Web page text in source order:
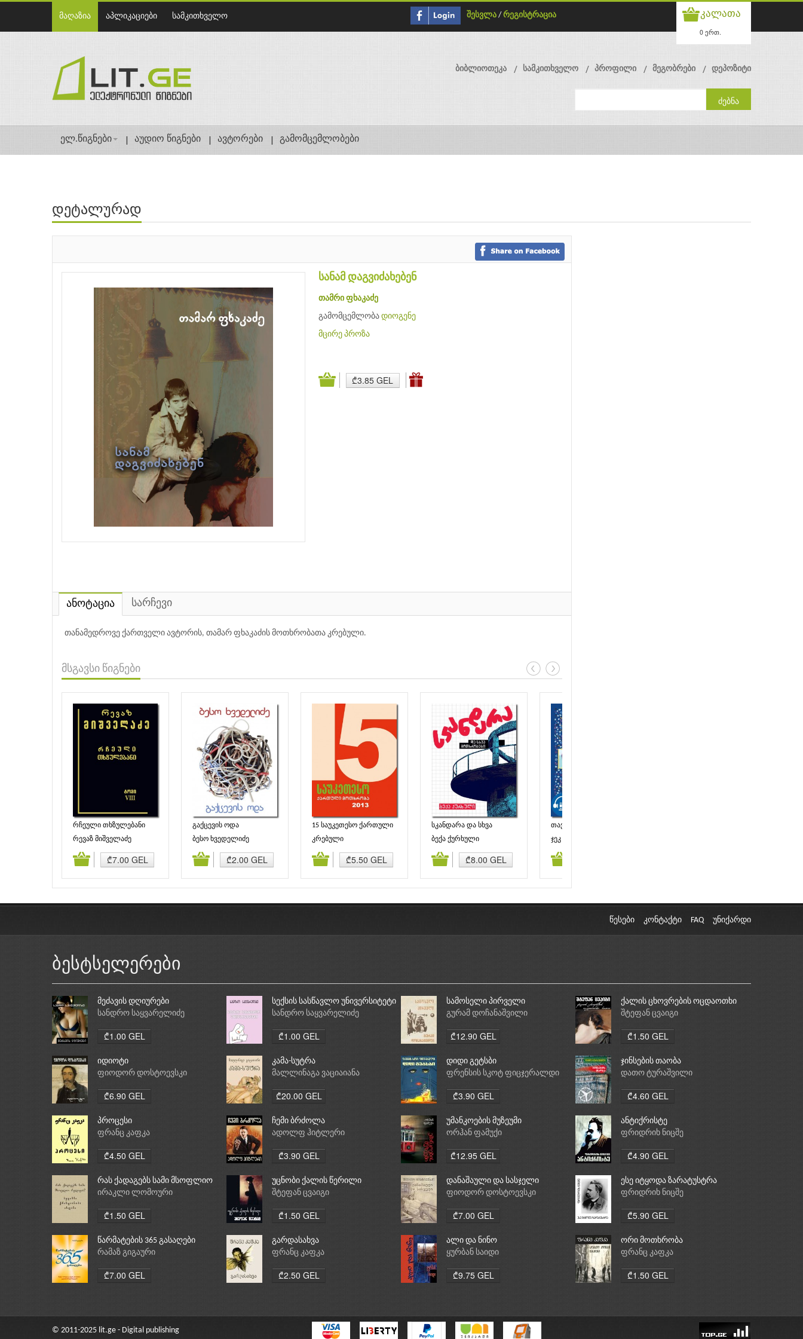
მაღაზია აპლიკაციები სამკითხველო შესვლა / რეგისტრაცია კალათა
0 ერთ.
ბიბლიოთეკა სამკითხველო პროფილი მეგობრები დეპოზიტი
ელ.წიგნები აუდიო წიგნები ავტორები გამომცემლობები
დეტალურად
სანამ დაგვიძახებენ
თამრი ფხაკაძე
გამომცემლობა დიოგენე
მცირე პროზა
₾3.85 GEL
ანოტაცია სარჩევი
თანამედროვე ქართველი ავტორის, თამარ ფხაკაძის მოთხრობათა კრებული.
მსგავსი წიგნები
რჩეული თხზულებანი
(ტომი VIII)
რევაზ მიშველაძე
₾7.00 GEL
გაქცევის ოდა
ბესო ხვედელიძე
₾2.00 GEL
15 საუკეთესო ქართული
მოთხრობა 2013
კრებული
₾5.50 GEL
სკანდარა და სხვა
მოთხრობები
ბექა ქურხული
₾8.00 GEL
თავგადასავალი
საჰაერო ოკეანეში
ჯეკ ლონდონი
კალათაში დამატება კალათაში დამატება კალათაში დამატება კალათაში დამატება კალათაში დამატება
წესები კონტაქტი FAQ უნიქარდი
ბესტსელერები
მეძავის დღიურები
სანდრო საყვარელიძე
₾1.00 GEL
სექსის სასწავლო უნივერსიტეტი
სანდრო საყვარელიძე
₾1.00 GEL
სამოსელი პირველი
გურამ დოჩანაშვილი
₾12.90 GEL
ქალის ცხოვრების ოცდაოთხი
საათი
შტეფან ცვაიგი
₾1.50 GEL
იდიოტი
ფიოდორ დოსტოევსკი
₾6.90 GEL
კამა-სუტრა
მალლინაგა ვაციაიანა
₾20.00 GEL
დიდი გეტსბი
ფრენსის სკოტ ფიცჯერალდი
₾3.90 GEL
ჯინსების თაობა
დათო ტურაშვილი
₾4.60 GEL
პროცესი
ფრანც კაფკა
₾4.50 GEL
ჩემი ბრძოლა
ადოლფ ჰიტლერი
₾3.90 GEL
უმანკოების მუზეუმი
ორჰან ფამუქი
₾12.95 GEL
ანტიქრისტე
ფრიდრიხ ნიცშე
₾4.90 GEL
რას ქადაგებს სამი მსოფლიო
რელიგია: ბუდიზმი,
ირაკლი ლომოური
₾1.50 GEL
უცნობი ქალის წერილი
შტეფან ცვაიგი
₾1.50 GEL
დანაშაული და სასჯელი
ფიოდორ დოსტოევსკი
₾7.00 GEL
ესე იტყოდა ზარატუსტრა
ფრიდრიხ ნიცშე
₾5.90 GEL
წარმატების 365 გასაღები
რამაზ გიგაური
₾7.00 GEL
გარდასახვა
ფრანც კაფკა
₾2.50 GEL
ალი და ნინო
ყურბან საიდი
₾9.75 GEL
ორი მოთხრობა
ფრანც კაფკა
₾1.50 GEL
© 2011-2025 lit.ge - Digital publishing